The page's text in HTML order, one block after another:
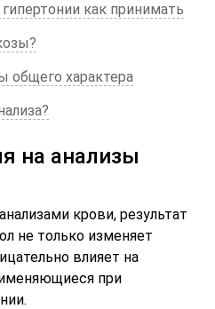
как принимать
общего характера
на анализы
крови, результат
не только изменяет
влияет на
при